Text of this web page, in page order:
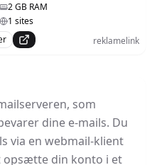
2GB RAM
1 sites
reklamelink
som
dine e-mails. Du
via en webmail-klient
opsætte din konto i et